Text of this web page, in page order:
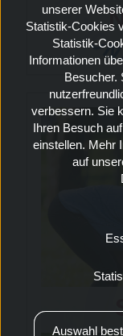
unserer
Statistik-Cookies
Statistik-
Informationen
Besucher.
verbessern. Sie
Ihren Besuch
einstellen. Mehr
auf